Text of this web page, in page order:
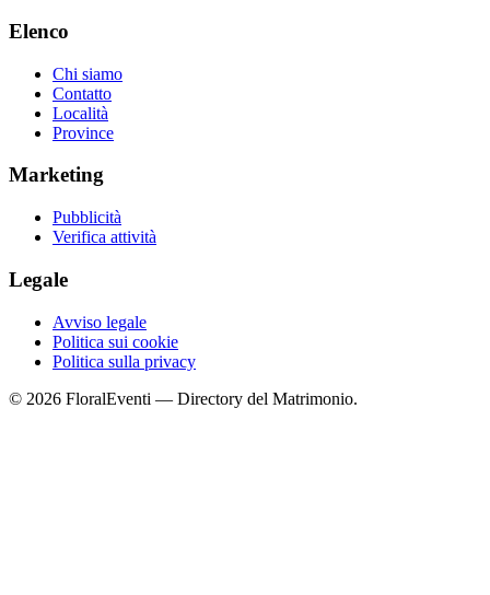
Elenco
Chi siamo
Contatto
Località
Province
Marketing
Pubblicità
Verifica attività
Legale
Avviso legale
Politica sui cookie
Politica sulla privacy
© 2026 FloralEventi — Directory del Matrimonio.